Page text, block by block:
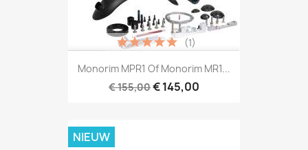
Monorim MPR1 Of Monorim MR1...
€ 155,00€ 145,00
(1)
NIEUW